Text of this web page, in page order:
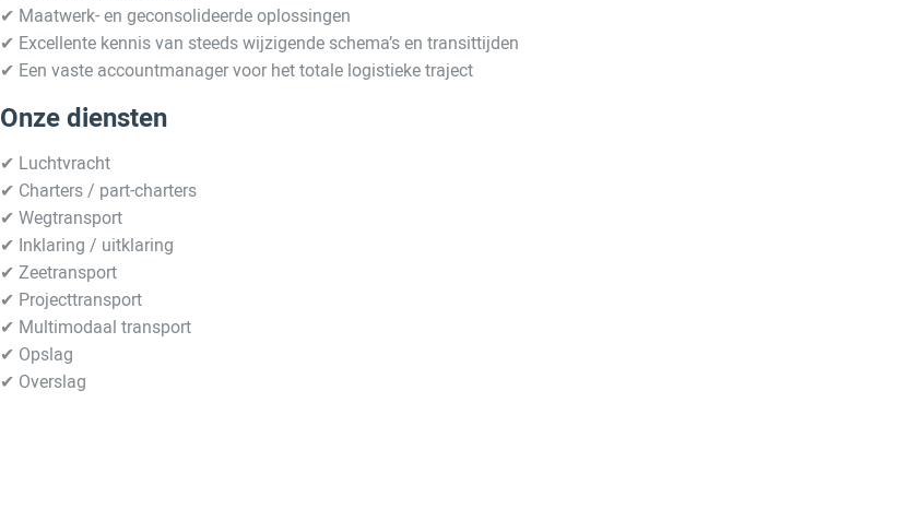
✔ Maatwerk- en geconsolideerde oplossingen
✔ Excellente kennis van steeds wijzigende schema’s en transittijden
✔ Een vaste accountmanager voor het totale logistieke traject
Onze diensten
✔ Luchtvracht
✔ Charters / part-charters
✔ Wegtransport
✔ Inklaring / uitklaring
✔ Zeetransport
✔ Projecttransport
✔ Multimodaal transport
✔ Opslag
✔ Overslag